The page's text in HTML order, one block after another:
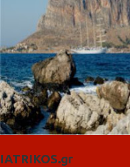
IATRIKOS.gr